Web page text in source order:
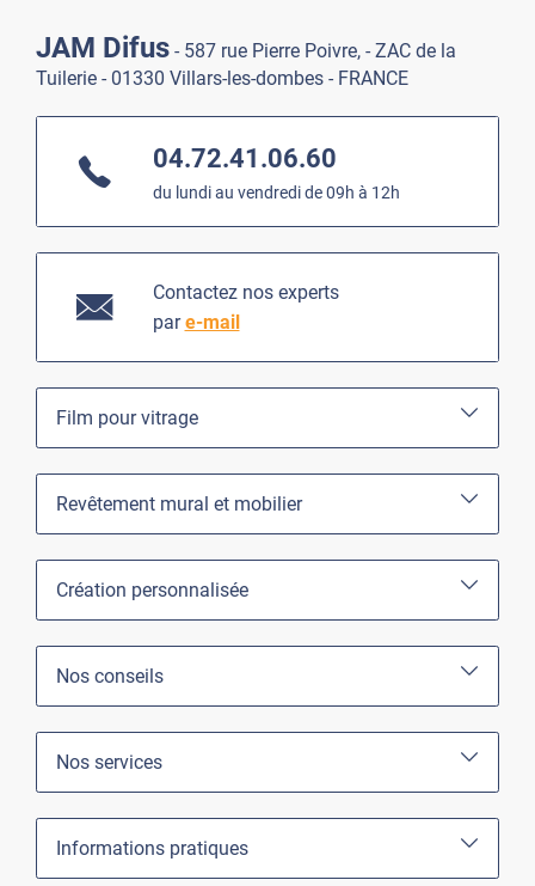
JAM Difus - 587 rue Pierre Poivre, - ZAC de la
Tuilerie - 01330 Villars-les-dombes - FRANCE
04.72.41.06.60
du lundi au vendredi de 09h à 12h
Contactez nos experts
pare-mail
Film pour vitrage
Revêtement mural et mobilier
Création personnalisée
Nos conseils
Nos services
Informations pratiques